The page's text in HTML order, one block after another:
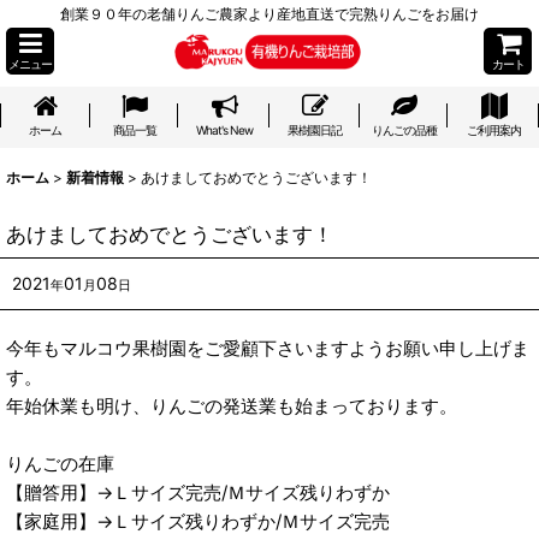
創業９０年の老舗りんご農家より産地直送で完熟りんごをお届け
メニュー カート
ホーム 商品一覧 What's New 果樹園日記 りんごの品種 ご利用案内
ホーム > 新着情報 > あけましておめでとうございます！
あけましておめでとうございます！
2021年01 月08日
今年もマルコウ果樹園をご愛顧下さいますようお願い申し上げま
す。
年始休業も明け、りんごの発送業も始まっております。
りんごの在庫
【贈答用】→Ｌサイズ完売/Ｍサイズ残りわずか
【家庭用】→Ｌサイズ残りわずか/Ｍサイズ完売